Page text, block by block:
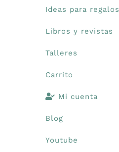
Ideas para regalos
Libros y revistas
Talleres
Carrito
Mi cuenta
Blog
Youtube